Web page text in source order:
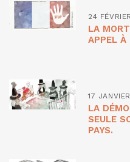
24
LA
APPEL À
17
LA
SEULE
PAYS.